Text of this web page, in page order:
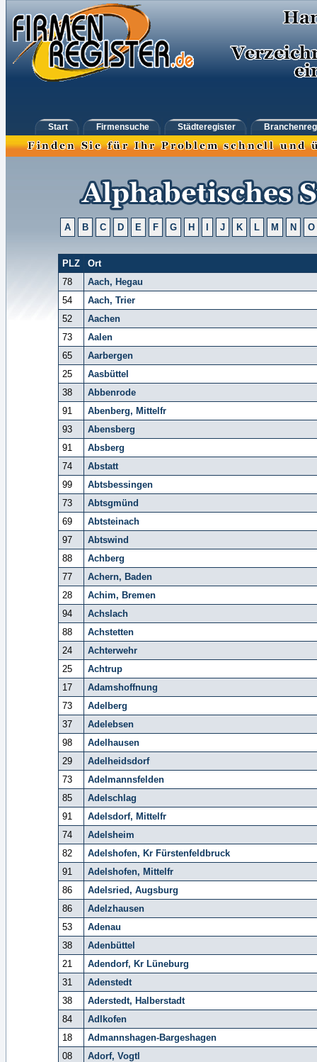
Start Firmensuche Städteregister
A B C D E F G H J K L M N O
PLZ
Ort
78
Aach, Hegau
54
Aach, Trier
52
Aachen
73
Aalen
65
Aarbergen
25
Aasbüttel
38
Abbenrode
91
Abenberg, Mittelfr
93
Abensberg
91
Absberg
74
Abstatt
99
Abtsbessingen
73
Abtsgmünd
69
Abtsteinach
97
Abtswind
88
Achberg
77
Achern, Baden
28
Achim, Bremen
94
Achslach
88
Achstetten
24
Achterwehr
25
Achtrup
17
Adamshoffnung
73
Adelberg
37
Adelebsen
98
Adelhausen
29
Adelheidsdorf
73
Adelmannsfelden
85
Adelschlag
91
Adelsdorf, Mittelfr
74
Adelsheim
82
Adelshofen, Kr Fürstenfeldbruck
91
Adelshofen, Mittelfr
86
Adelsried, Augsburg
86
Adelzhausen
53
Adenau
38
Adenbüttel
21
Adendorf, Kr Lüneburg
31
Adenstedt
38
Aderstedt, Halberstadt
84
Adlkofen
18
Admannshagen-Bargeshagen
08
Adorf, Vogtl